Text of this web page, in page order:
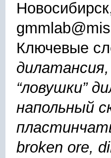
Ключевые
“ловушки”
напольный
broken ore,